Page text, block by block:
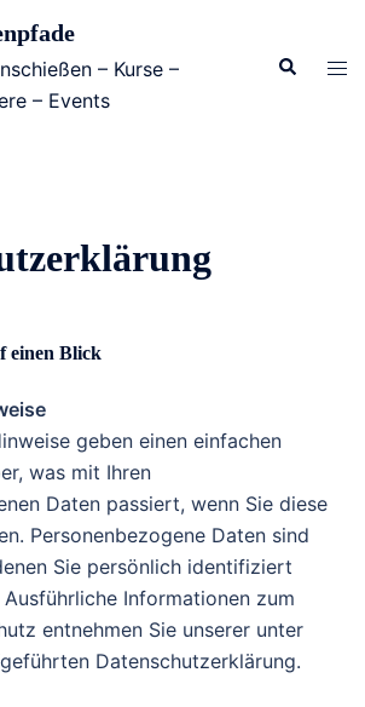
– Kurse –
– Events
einen Blick
geben einen einfachen
was mit Ihren
Daten passiert, wenn Sie diese
Personenbezogene Daten sind
Sie persönlich identifiziert
Informationen zum
entnehmen Sie unserer unter
Datenschutzerklärung.